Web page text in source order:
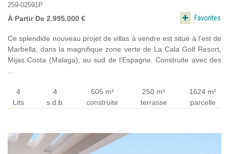
259-02591P
À Partir De 2.995.000 € Favorites
Ce splendide nouveau projet de villas à vendre est situé à l'est de
Marbella, dans la magnifique zone verte de La Cala Golf Resort,
Mijas Costa (Malaga), au sud de l'Espagne. Construite avec des
...
4
Lits
4
s.d.b.
605 m²
construite
250 m²
terrasse
1624 m²
parcelle